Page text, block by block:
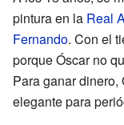
pintura en la Real
Fernando. Con el
porque Óscar no
Para ganar
elegante para